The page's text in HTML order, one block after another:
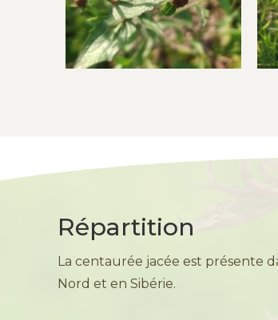
Répartition
La centaurée jacée est présente
Nord et en Sibérie.